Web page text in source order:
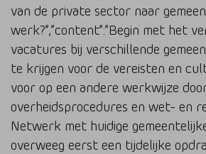
van de private sector naar
werk?”,”content”:”Begin met het
vacatures bij verschillende
te krijgen voor de vereisten en
voor op een andere werkwijze
overheidsprocedures en wet- en
Netwerk met huidige
overweeg eerst een tijdelijke